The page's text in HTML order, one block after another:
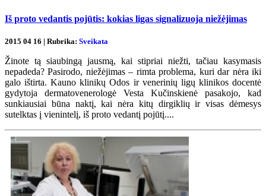
Iš proto vedantis pojūtis: kokias ligas signalizuoja niežėjimas
2015 04 16 | Rubrika: Sveikata
Žinote tą siaubingą jausmą, kai stipriai niežti, tačiau kasymasis
nepadeda? Pasirodo, niežėjimas – rimta problema, kuri dar nėra iki
galo ištirta. Kauno klinikų Odos ir venerinių ligų klinikos docentė
gydytoja dermatovenerologė Vesta Kučinskienė pasakojo, kad
sunkiausiai būna naktį, kai nėra kitų dirgiklių ir visas dėmesys
sutelktas į vienintelį, iš proto vedantį pojūtį....